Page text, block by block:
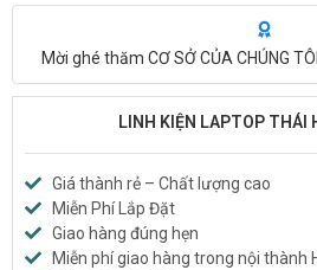
Mời ghé thăm CƠ SỞ CỦA CHÚNG
LINH KIỆN LAPTOP THÁI
Giá thành rẻ – Chất lượng cao
Miễn Phí Lắp Đặt
Giao hàng đúng hẹn
Miễn phí giao hàng trong nội thành